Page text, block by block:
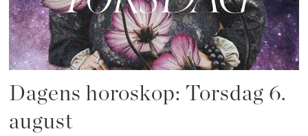
Dagens horoskop: Torsdag 6.
august